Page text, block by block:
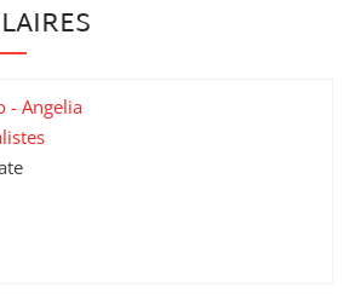
- Angelia